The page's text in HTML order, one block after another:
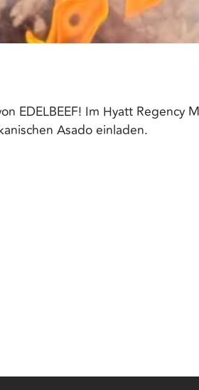
EDELBEEF! Im Hyatt Regency
Asado einladen.